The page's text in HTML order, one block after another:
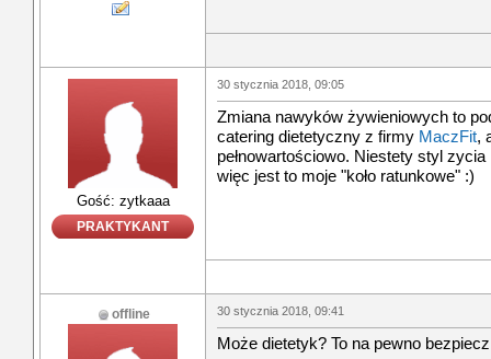
Gość: zytkaaa
PRAKTYKANT
30 stycznia 2018, 09:05
Zmiana nawyków żywieniowych to
catering dietetyczny z firmy MaczFit,
pełnowartościowo. Niestety styl
więc jest to moje "koło ratunkowe" :)
offline 30 stycznia 2018, 09:41
Może dietetyk? To na pewno